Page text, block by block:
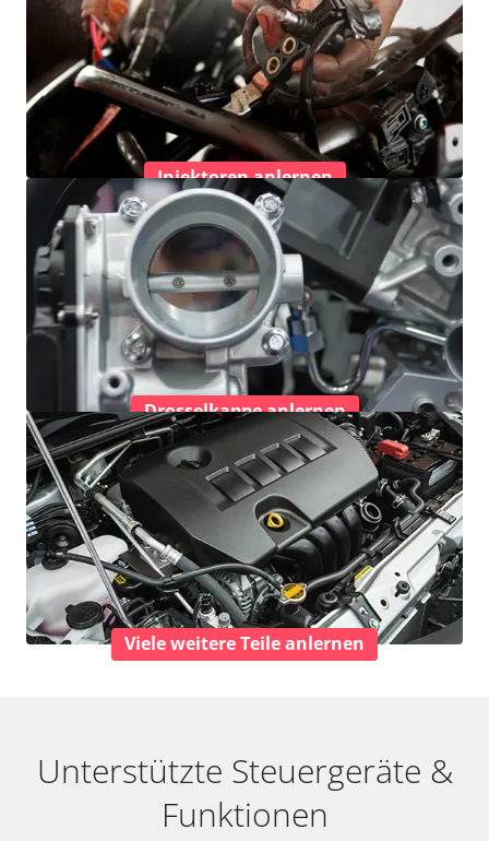
Injektoren anlernen
Drosselkappe anlernen
Viele weitere Teile anlernen
Unterstützte Steuergeräte &
Funktionen